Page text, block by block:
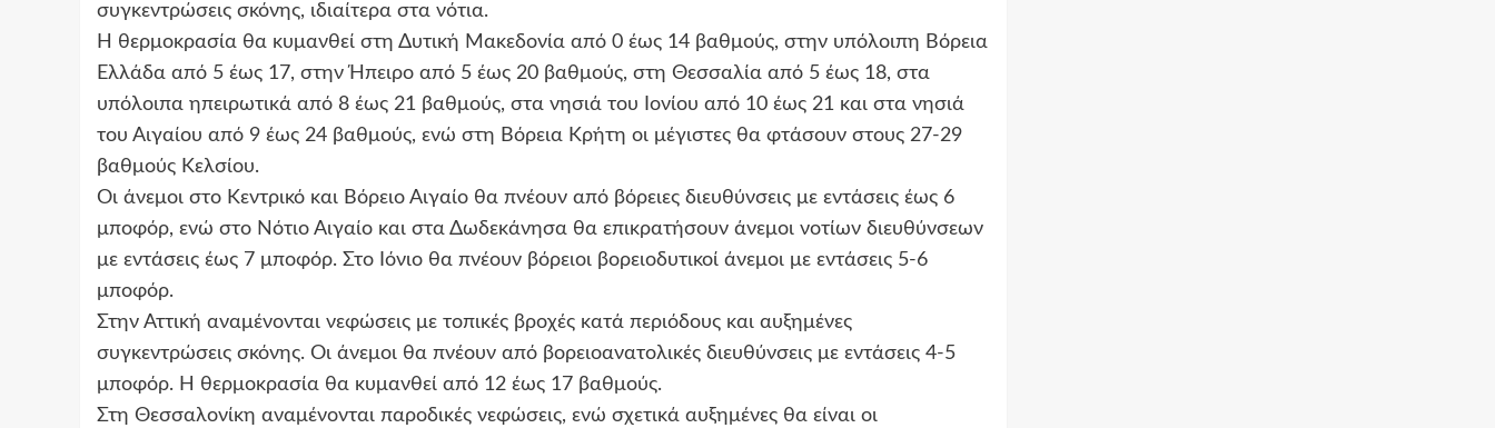
συγκεντρώσεις σκόνης, ιδιαίτερα στα νότια.
Η θερμοκρασία θα κυμανθεί στη Δυτική Μακεδονία από 0 έως 14 βαθμούς, στην υπόλοιπη Βόρεια
Ελλάδα από 5 έως 17, στην Ήπειρο από 5 έως 20 βαθμούς, στη Θεσσαλία από 5 έως 18, στα
υπόλοιπα ηπειρωτικά από 8 έως 21 βαθμούς, στα νησιά του Ιονίου από 10 έως 21 και στα νησιά
του Αιγαίου από 9 έως 24 βαθμούς, ενώ στη Βόρεια Κρήτη οι μέγιστες θα φτάσουν στους 27-29
βαθμούς Κελσίου.
Οι άνεμοι στο Κεντρικό και Βόρειο Αιγαίο θα πνέουν από βόρειες διευθύνσεις με εντάσεις έως 6
μποφόρ, ενώ στο Νότιο Αιγαίο και στα Δωδεκάνησα θα επικρατήσουν άνεμοι νοτίων διευθύνσεων
με εντάσεις έως 7 μποφόρ. Στο Ιόνιο θα πνέουν βόρειοι βορειοδυτικοί άνεμοι με εντάσεις 5-6
μποφόρ.
Στην Αττική αναμένονται νεφώσεις με τοπικές βροχές κατά περιόδους και αυξημένες
συγκεντρώσεις σκόνης. Οι άνεμοι θα πνέουν από βορειοανατολικές διευθύνσεις με εντάσεις 4-5
μποφόρ. Η θερμοκρασία θα κυμανθεί από 12 έως 17 βαθμούς.
Στη Θεσσαλονίκη αναμένονται παροδικές νεφώσεις, ενώ σχετικά αυξημένες θα είναι οι